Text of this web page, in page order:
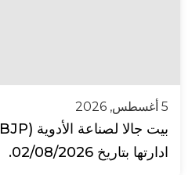
5 أغسطس, 2026
ادارتها بتاريخ 02/08/2026.